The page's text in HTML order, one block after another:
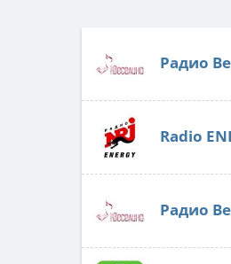
Радио
Radio
Радио